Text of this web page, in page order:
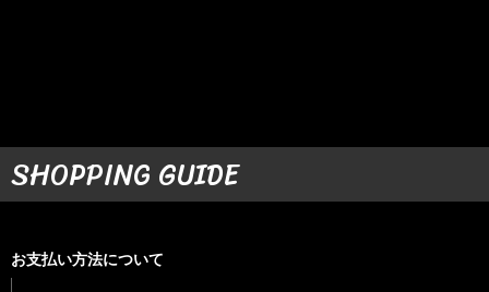
SHOPPING GUIDE
お支払い方法について